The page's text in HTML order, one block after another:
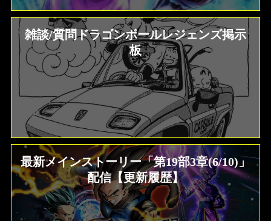
雑談/質問ドラゴンボールレジェンズ掲示
板
最新メインストーリー「第19部3章(6/10)」
配信【更新履歴】